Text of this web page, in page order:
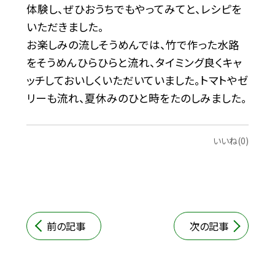
体験し、ぜひおうちでもやってみてと、レシピを
いただきました。
お楽しみの流しそうめんでは、竹で作った水路
をそうめんひらひらと流れ、タイミング良くキャ
ッチしておいしくいただいていました。トマトやゼ
リーも流れ、夏休みのひと時をたのしみました。
いいね(0)
前の記事 次の記事